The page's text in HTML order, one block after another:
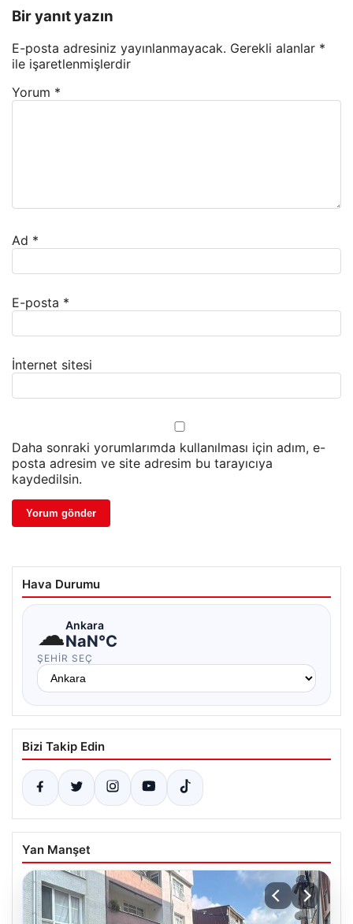
Bir yanıt yazın
E-posta adresiniz yayınlanmayacak. Gerekli alanlar *
ile işaretlenmişlerdir
Yorum *
Ad *
E-posta *
İnternet sitesi
Daha sonraki yorumlarımda kullanılması için adım, e-
posta adresim ve site adresim bu tarayıcıya
kaydedilsin.
Hava Durumu
☁Ankara
NaN°C
ŞEHIR SEÇ
Bizi Takip Edin
Yan Manşet